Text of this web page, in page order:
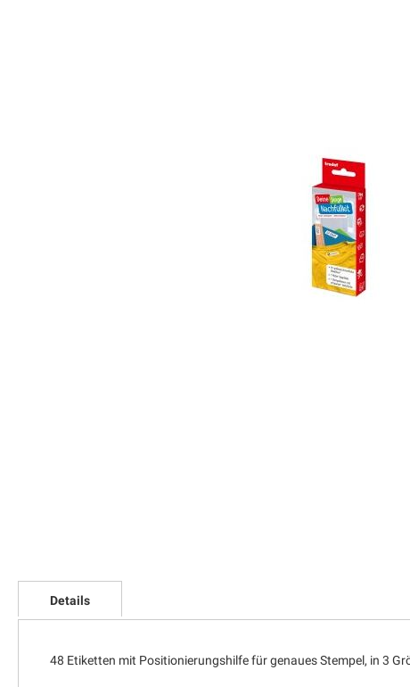
Anfang
Bildgalerie
Details
48 Etiketten mit Positionierungshilfe für genaues Stempel, in 3